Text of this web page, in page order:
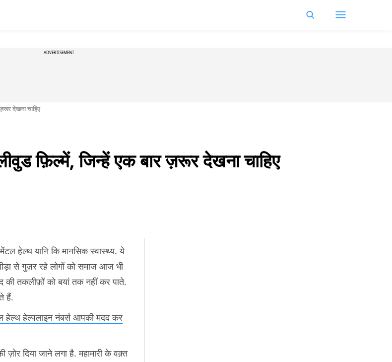
ADVERTISEMENT
देखना चाहिए
फ़िल्में, जिन्हें एक बार ज़रूर देखना चाहिए
मेंटल हेल्थ यानि कि मानसिक स्वास्थ्य. ये
से गुज़र रहे लोगों को समाज आज भी
की तकलीफ़ों को बयां तक नहीं कर पाते.
हैं.
हेल्पलाइन नंबर्स आपकी मदद कर
ज़ोर दिया जाने लगा है. महामारी के वक़्त